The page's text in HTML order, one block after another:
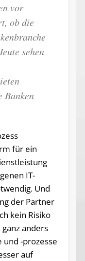
vor
ob die
sehen
Banken
für ein
IT-
Und
der Partner
kein Risiko
anders
und -prozesse
auf